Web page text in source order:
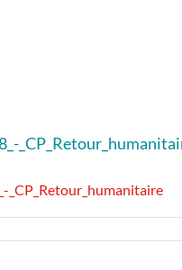
_CP_Retour_humanitaire